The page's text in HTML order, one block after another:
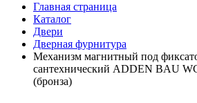
Главная страница
Каталог
Двери
Дверная фурнитура
Механизм магнитный под
сантехнический ADDEN BAU
(бронза)